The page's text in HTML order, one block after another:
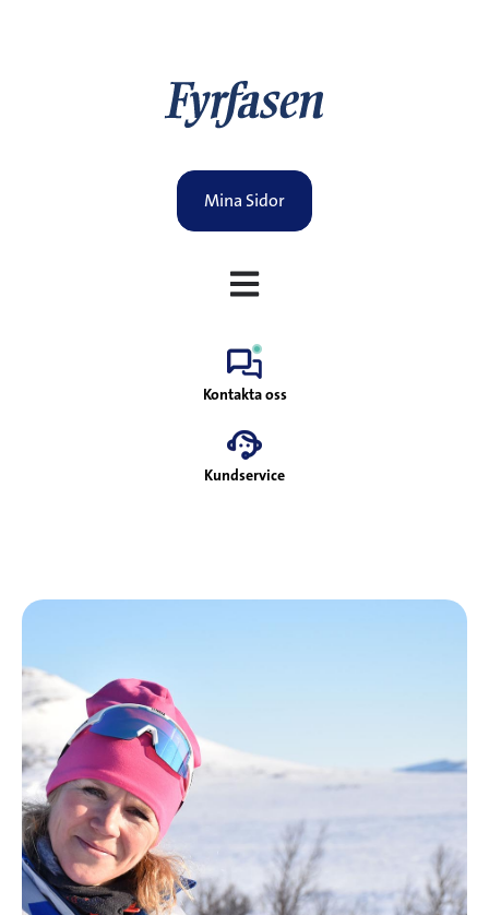
Mina Sidor
Öppna huvudnavigering
Kontakta oss
Kundservice